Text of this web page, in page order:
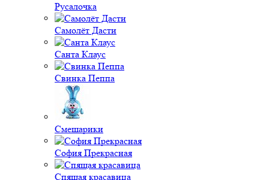
Русалочка
Самолёт Дасти
Санта Клаус
Свинка Пеппа
Смешарики
София Прекрасная
Спящая красавица